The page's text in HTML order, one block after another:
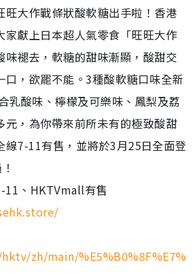
旺大作戰條狀酸軟糖出手啦！香港
家獻上日本超人氣零食「旺旺大作
味褪去，軟糖的甜味漸顯，酸甜交
口，欲罷不能。3種酸軟糖口味全新
乳酸味、檸檬及可樂味、鳳梨及荔
元，為你帶來前所未有的極致酸甜
線7-11有售，並將於3月25日全面登
11、HKTVmall有售
zh/main/%E5%B0%8F%E7%